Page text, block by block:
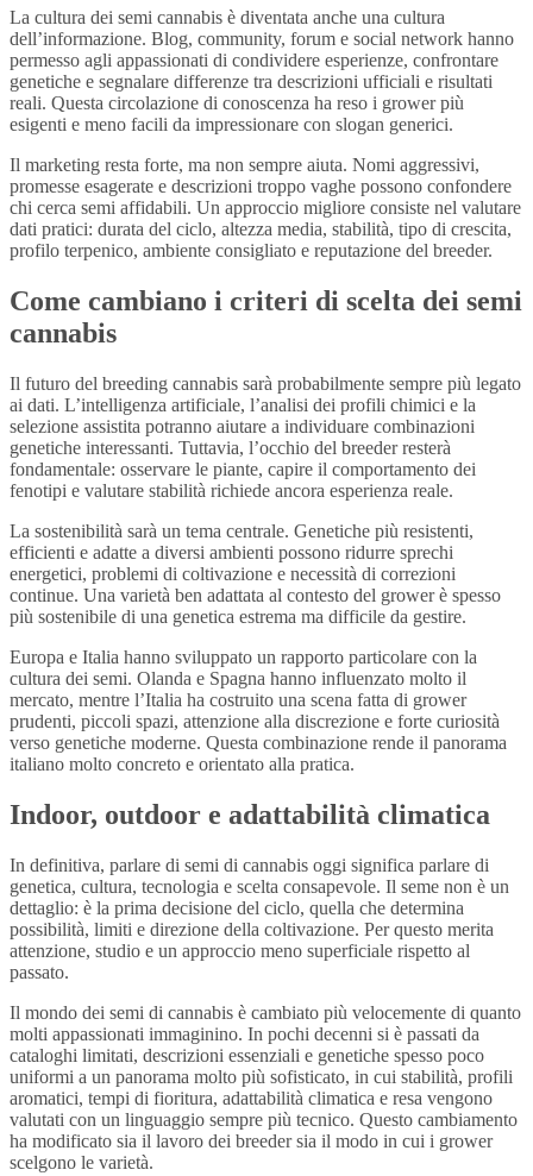
La cultura dei semi cannabis è diventata anche una cultura
dell’informazione. Blog, community, forum e social network hanno
permesso agli appassionati di condividere esperienze, confrontare
genetiche e segnalare differenze tra descrizioni ufficiali e risultati
reali. Questa circolazione di conoscenza ha reso i grower più
esigenti e meno facili da impressionare con slogan generici.
Il marketing resta forte, ma non sempre aiuta. Nomi aggressivi,
promesse esagerate e descrizioni troppo vaghe possono confondere
chi cerca semi affidabili. Un approccio migliore consiste nel valutare
dati pratici: durata del ciclo, altezza media, stabilità, tipo di crescita,
profilo terpenico, ambiente consigliato e reputazione del breeder.
Come cambiano i criteri di scelta dei semi
cannabis
Il futuro del breeding cannabis sarà probabilmente sempre più legato
ai dati. L’intelligenza artificiale, l’analisi dei profili chimici e la
selezione assistita potranno aiutare a individuare combinazioni
genetiche interessanti. Tuttavia, l’occhio del breeder resterà
fondamentale: osservare le piante, capire il comportamento dei
fenotipi e valutare stabilità richiede ancora esperienza reale.
La sostenibilità sarà un tema centrale. Genetiche più resistenti,
efficienti e adatte a diversi ambienti possono ridurre sprechi
energetici, problemi di coltivazione e necessità di correzioni
continue. Una varietà ben adattata al contesto del grower è spesso
più sostenibile di una genetica estrema ma difficile da gestire.
Europa e Italia hanno sviluppato un rapporto particolare con la
cultura dei semi. Olanda e Spagna hanno influenzato molto il
mercato, mentre l’Italia ha costruito una scena fatta di grower
prudenti, piccoli spazi, attenzione alla discrezione e forte curiosità
verso genetiche moderne. Questa combinazione rende il panorama
italiano molto concreto e orientato alla pratica.
Indoor, outdoor e adattabilità climatica
In definitiva, parlare di semi di cannabis oggi significa parlare di
genetica, cultura, tecnologia e scelta consapevole. Il seme non è un
dettaglio: è la prima decisione del ciclo, quella che determina
possibilità, limiti e direzione della coltivazione. Per questo merita
attenzione, studio e un approccio meno superficiale rispetto al
passato.
Il mondo dei semi di cannabis è cambiato più velocemente di quanto
molti appassionati immaginino. In pochi decenni si è passati da
cataloghi limitati, descrizioni essenziali e genetiche spesso poco
uniformi a un panorama molto più sofisticato, in cui stabilità, profili
aromatici, tempi di fioritura, adattabilità climatica e resa vengono
valutati con un linguaggio sempre più tecnico. Questo cambiamento
ha modificato sia il lavoro dei breeder sia il modo in cui i grower
scelgono le varietà.